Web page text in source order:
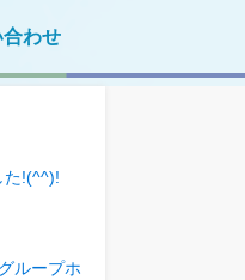
わせ
た!(^^)!
ループホ